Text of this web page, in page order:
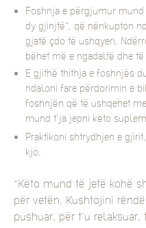
Foshnja e përgjumur
dy gjinjtë”, që nënkupton
gjatë çdo të ushqyeri.
bëhet më e ngadaltë dhe
E gjithë thithja e foshnjës
ndaloni fare përdorimin e
foshnjën që të ushqehet
mund t’ja jepni këto
Praktikoni shtrydhjen e
kjo.
“Këto mund të jetë kohë
për vetën. Kushtojini
pushuar, për t’u